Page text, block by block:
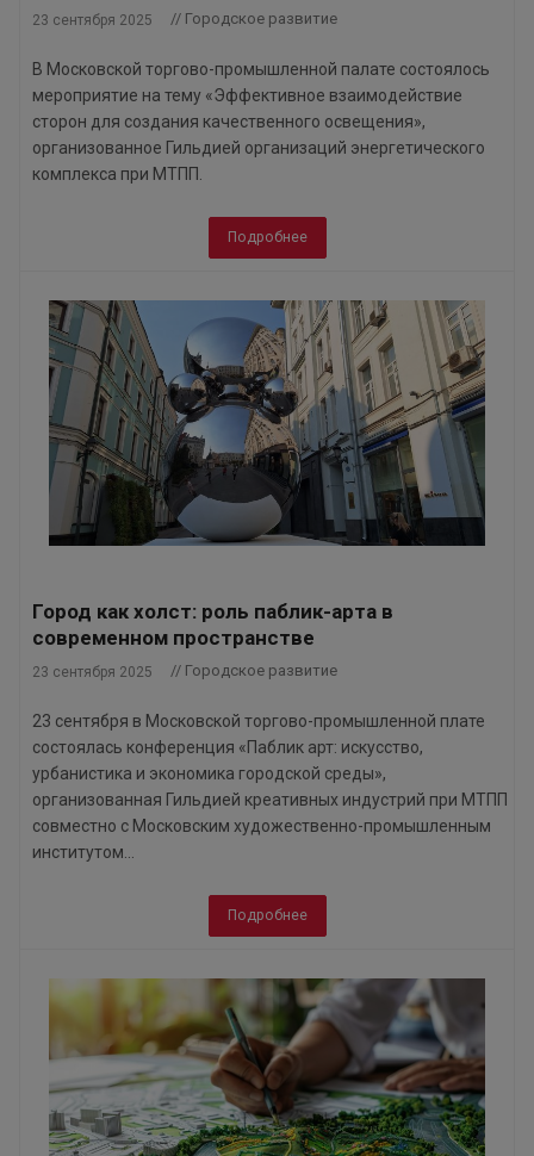
23 сентября 2025 // Городское развитие
В Московской торгово-промышленной палате состоялось
мероприятие на тему «Эффективное взаимодействие
сторон для создания качественного освещения»,
организованное Гильдией организаций энергетического
комплекса при МТПП.
Подробнее
Город как холст: роль паблик-арта в
современном пространстве
23 сентября 2025 // Городское развитие
23 сентября в Московской торгово-промышленной плате
состоялась конференция «Паблик арт: искусство,
урбанистика и экономика городской среды»,
организованная Гильдией креативных индустрий при МТПП
совместно с Московским художественно-промышленным
институтом...
Подробнее